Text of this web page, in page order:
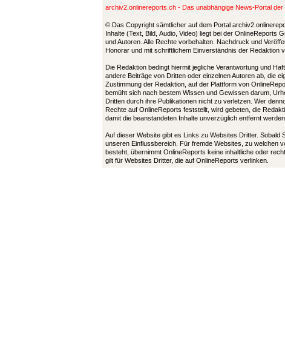
archiv2.onlinereports.ch - Das unabhängige News-Portal
© Das Copyright sämtlicher auf dem Portal
Inhalte (Text, Bild, Audio, Video) liegt bei der OnlineReports
und Autoren. Alle Rechte vorbehalten. Nachdruck und
Honorar und mit schriftlichem Einverständnis der Redaktion
Die Redaktion bedingt hiermit jegliche Verantwortung und
andere Beiträge von Dritten oder einzelnen Autoren ab, die
Zustimmung der Redaktion, auf der Plattform von
bemüht sich nach bestem Wissen und Gewissen darum,
Dritten durch ihre Publikationen nicht zu verletzen. Wer
Rechte auf OnlineReports feststellt, wird gebeten, die
damit die beanstandeten Inhalte unverzüglich entfernt
Auf dieser Website gibt es Links zu Websites Dritter. Sobald
unseren Einflussbereich. Für fremde Websites, zu welchen
besteht, übernimmt OnlineReports keine inhaltliche oder
gilt für Websites Dritter, die auf OnlineReports verlinken.